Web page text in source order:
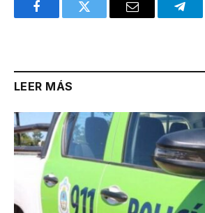
FacebookTwitter Email
LEER MÁS